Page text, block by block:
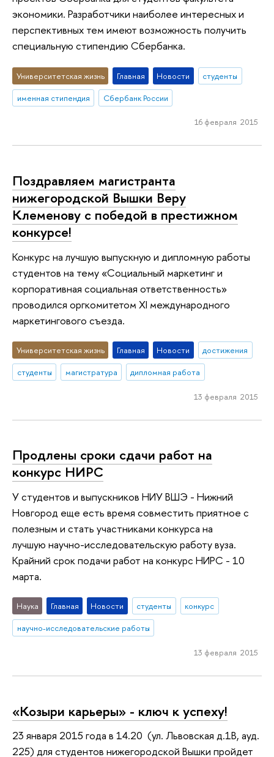
экономики. Разработчики наиболее интересных и
перспективных тем имеют возможность получить
специальную стипендию Сбербанка.
Университетская жизнь Главная Новости
студенты
именная стипендия
Сбербанк России
16 февраля 2015
Поздравляем магистранта
нижегородской Вышки Веру
Клеменову с победой в престижном
конкурсе!
Конкурс на лучшую выпускную и дипломную работы
студентов на тему «Социальный маркетинг и
корпоративная социальная ответственность»
проводился оргкомитетом XI международного
маркетингового съезда.
Университетская жизнь Главная Новости
достижения
студенты
магистратура дипломная работа
13 февраля 2015
Продлены сроки сдачи работ на
конкурс НИРС
У студентов и выпускников НИУ ВШЭ - Нижний
Новгород еще есть время совместить приятное с
полезным и стать участниками конкурса на
лучшую научно-исследовательскую работу вуза.
Крайний срок подачи работ на конкурс НИРС - 10
марта.
Наука Главная Новости студенты
конкурс
научно-исследовательские работы
13 февраля 2015
«Козыри карьеры» - ключ к успеху!
23 января 2015 года в 14.20 (ул. Львовская д.1В, ауд.
225) для студентов нижегородской Вышки пройдет